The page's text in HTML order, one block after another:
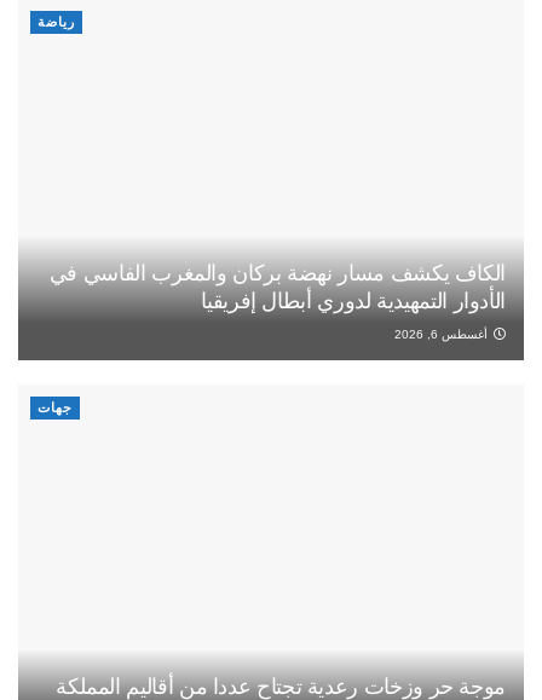
رياضة
الكاف يكشف مسار نهضة بركان والمغرب الفاسي في
الأدوار التمهيدية لدوري أبطال إفريقيا
أغسطس 6, 2026
جهات
موجة حر وزخات رعدية تجتاح عددا من أقاليم المملكة